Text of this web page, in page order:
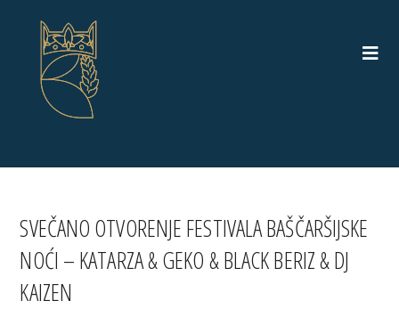
SVEČANO OTVORENJE FESTIVALA BAŠČARŠIJSKE
NOĆI – KATARZA & GEKO & BLACK BERIZ & DJ
KAIZEN